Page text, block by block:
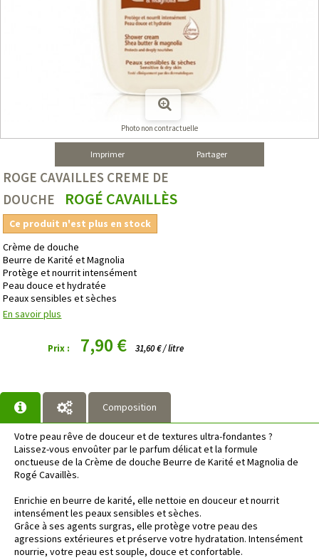
Photo non contractuelle
Imprimer Partager
ROGE CAVAILLES CREME DE
DOUCHE
ROGÉ CAVAILLÈS
Ce produit n'est plus en stock
Crème de douche
Beurre de Karité et Magnolia
Protège et nourrit intensément
Peau douce et hydratée
Peaux sensibles et sèches
En savoir plus
Prix : 7,90 € 31,60 € / litre
Composition
Votre peau rêve de douceur et de textures ultra-fondantes ?
Laissez-vous envoûter par le parfum délicat et la formule
onctueuse de la Crème de douche Beurre de Karité et Magnolia de
Rogé Cavaillès.
Enrichie en beurre de karité, elle nettoie en douceur et nourrit
intensément les peaux sensibles et sèches.
Grâce à ses agents surgras, elle protège votre peau des
agressions extérieures et préserve votre hydratation. Intensément
nourrie, votre peau est souple, douce et confortable.